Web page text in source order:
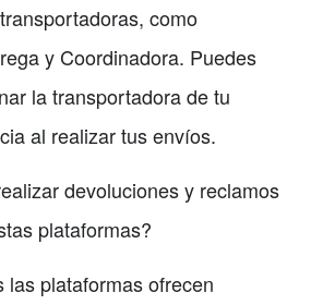
como
y Coordinadora. Puedes
la transportadora de tu
al realizar tus envíos.
devoluciones y reclamos
plataformas?
las plataformas ofrecen